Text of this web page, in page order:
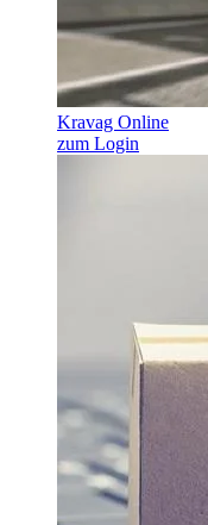
Kravag Online
zum Login